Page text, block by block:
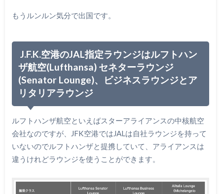
もうルンルン気分で出国です。
J.F.K.空港のJAL指定ラウンジはルフトハン
ザ航空(Lufthansa) セネターラウンジ
(Senator Lounge)、ビジネスラウンジとア
リタリアラウンジ
ルフトハンザ航空といえばスターアライアンスの中核航空
会社なのですが、JFK空港ではJALは自社ラウンジを持って
いないのでルフトハンザと提携していて、アライアンスは
違うけれどラウンジを使うことができます。